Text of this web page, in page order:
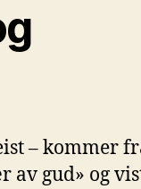
– kommer
av gud» og